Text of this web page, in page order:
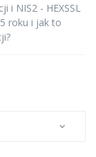
i NIS2 - HEXSSL
roku i jak to